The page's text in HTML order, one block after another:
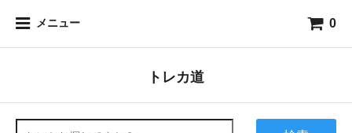
メニュー 0
トレカ道